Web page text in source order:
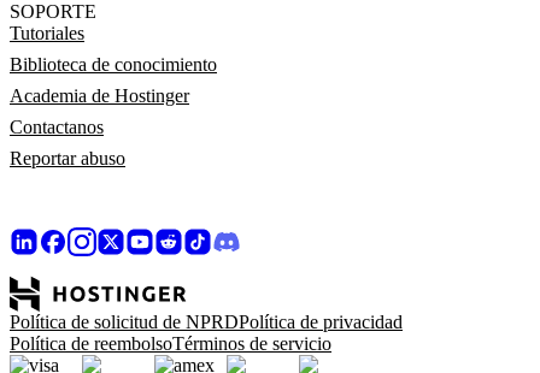
SOPORTE
Tutoriales
Biblioteca de conocimiento
Academia de Hostinger
Contactanos
Reportar abuso
Política de solicitud de NPRDPolítica de privacidad
Política de reembolsoTérminos de servicio